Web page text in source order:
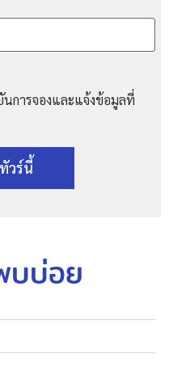
การจองและแจ้งข้อมูลที่
วร์นี้
บบ่อย